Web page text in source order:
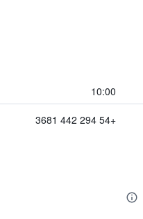
10:00
+54 294 442 3681